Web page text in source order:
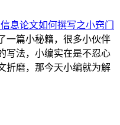
信息论文如何撰写之小窍门
一篇小秘籍，很多小伙伴
写法，小编实在是不忍心
折磨，那今天小编就为解